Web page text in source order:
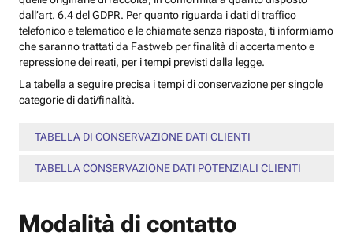
dall’art. 6.4 del GDPR. Per quanto riguarda i dati di traffico
telefonico e telematico e le chiamate senza risposta, ti informiamo
che saranno trattati da Fastweb per finalità di accertamento e
repressione dei reati, per i tempi previsti dalla legge.
La tabella a seguire precisa i tempi di conservazione per singole
categorie di dati/finalità.
TABELLA DI CONSERVAZIONE DATI CLIENTI
TABELLA CONSERVAZIONE DATI POTENZIALI CLIENTI
Modalità di contatto